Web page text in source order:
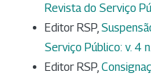
Revista do Serviço
Editor RSP,
Serviço Público: v. 4
Editor RSP,